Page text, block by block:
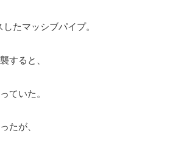
たマッシブパイプ。
すると、
ていた。
たが、